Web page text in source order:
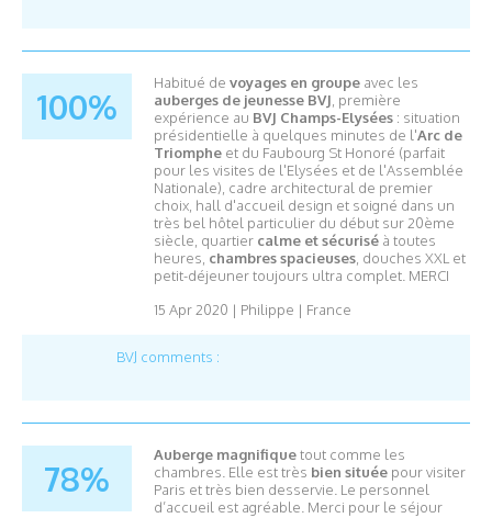
100%
Habitué de voyages en groupe avec les
auberges de jeunesse BVJ, première
expérience au BVJ Champs-Elysées : situation
présidentielle à quelques minutes de l'Arc de
Triomphe et du Faubourg St Honoré (parfait
pour les visites de l'Elysées et de l'Assemblée
Nationale), cadre architectural de premier
choix, hall d'accueil design et soigné dans un
très bel hôtel particulier du début sur 20ème
siècle, quartier calme et sécurisé à toutes
heures, chambres spacieuses, douches XXL et
petit-déjeuner toujours ultra complet. MERCI
15 Apr 2020 | Philippe | France
BVJ comments :
78%
Auberge magnifiquetout comme les
chambres. Elle est très bien située pour visiter
Paris et très bien desservie. Le personnel
d’accueil est agréable. Merci pour le séjour